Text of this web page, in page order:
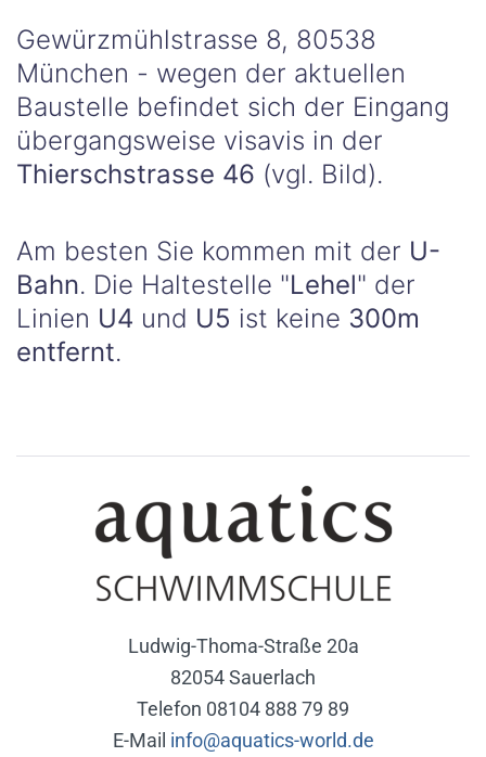
Gewürzmühlstrasse 8, 80538
München - wegen der aktuellen
Baustelle befindet sich der Eingang
übergangsweise visavis in der
Thierschstrasse 46 (vgl. Bild).
Am besten Sie kommen mit der U-
Bahn. Die Haltestelle "Lehel" der
Linien U4 und U5 ist keine 300m
entfernt.
Ludwig-Thoma-Straße 20a
82054 Sauerlach
Telefon 08104 888 79 89
E-Mail info@aquatics-world.de